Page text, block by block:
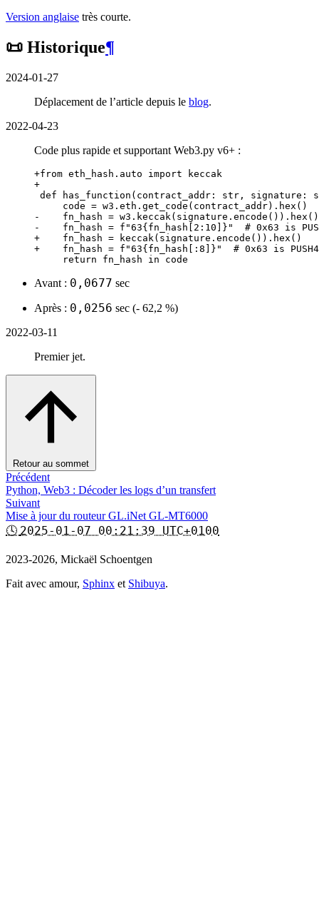
Version anglaise très courte.
📜 Historique¶
2024-01-27
Déplacement de l’article depuis le blog.
2022-04-23
Code plus rapide et supportant Web3.py v6+ :
+from eth_hash.auto import keccak
+
-    fn_hash = w3.keccak(signature.encode()).hex()
-    fn_hash = f"63{fn_hash[2:10]}"  # 0x63 is
+    fn_hash = keccak(signature.encode()).hex()
+    fn_hash = f"63{fn_hash[:8]}"  # 0x63 is PUSH4
Avant : 0,0677 sec
Après : 0,0256 sec (- 62,2 %)
2022-03-11
Premier jet.
Retour au sommet
Précédent
Python, Web3 : Décoder les logs d’un transfert
Suivant
Mise à jour du routeur GL.iNet GL-MT6000
🕓 2025-01-07 00:21:39 UTC+0100
2023-2026, Mickaël Schoentgen
Fait avec amour, Sphinx et Shibuya.